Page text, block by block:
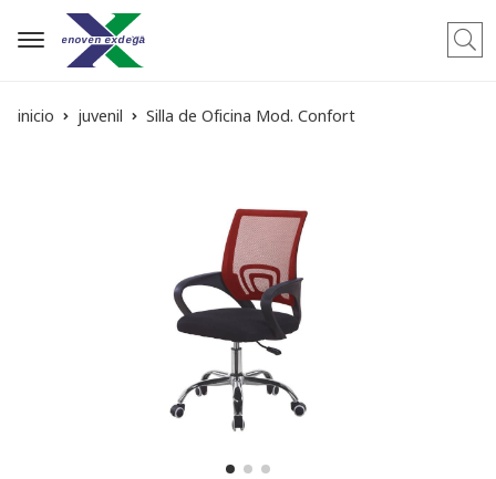
inicio juvenil Silla de Oficina Mod. Confort